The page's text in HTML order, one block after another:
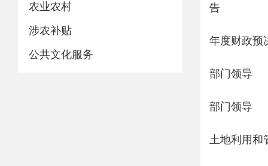
农业农村
涉农补贴
公共文化服务
告
年度财政预
部门领导
部门领导
土地利用和